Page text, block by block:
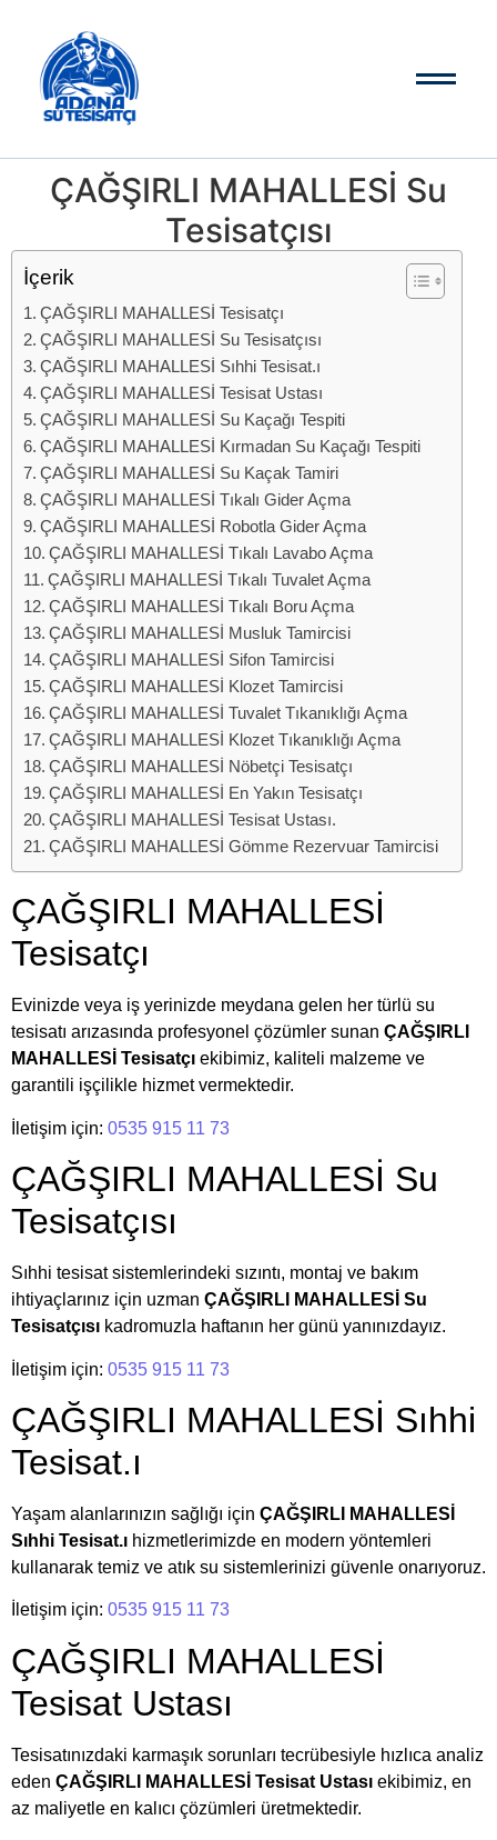
ÇAĞŞIRLI MAHALLESİ Su
Tesisatçısı
İçerik
ÇAĞŞIRLI MAHALLESİ Tesisatçı
ÇAĞŞIRLI MAHALLESİ Su Tesisatçısı
ÇAĞŞIRLI MAHALLESİ Sıhhi Tesisat.ı
ÇAĞŞIRLI MAHALLESİ Tesisat Ustası
ÇAĞŞIRLI MAHALLESİ Su Kaçağı Tespiti
ÇAĞŞIRLI MAHALLESİ Kırmadan Su Kaçağı Tespiti
ÇAĞŞIRLI MAHALLESİ Su Kaçak Tamiri
ÇAĞŞIRLI MAHALLESİ Tıkalı Gider Açma
ÇAĞŞIRLI MAHALLESİ Robotla Gider Açma
ÇAĞŞIRLI MAHALLESİ Tıkalı Lavabo Açma
ÇAĞŞIRLI MAHALLESİ Tıkalı Tuvalet Açma
ÇAĞŞIRLI MAHALLESİ Tıkalı Boru Açma
ÇAĞŞIRLI MAHALLESİ Musluk Tamircisi
ÇAĞŞIRLI MAHALLESİ Sifon Tamircisi
ÇAĞŞIRLI MAHALLESİ Klozet Tamircisi
ÇAĞŞIRLI MAHALLESİ Tuvalet Tıkanıklığı Açma
ÇAĞŞIRLI MAHALLESİ Klozet Tıkanıklığı Açma
ÇAĞŞIRLI MAHALLESİ Nöbetçi Tesisatçı
ÇAĞŞIRLI MAHALLESİ En Yakın Tesisatçı
ÇAĞŞIRLI MAHALLESİ Tesisat Ustası.
ÇAĞŞIRLI MAHALLESİ Gömme Rezervuar Tamircisi
ÇAĞŞIRLI MAHALLESİ
Tesisatçı
Evinizde veya iş yerinizde meydana gelen her türlü su
tesisatı arızasında profesyonel çözümler sunan ÇAĞŞIRLI
MAHALLESİ Tesisatçı ekibimiz, kaliteli malzeme ve
garantili işçilikle hizmet vermektedir.
İletişim için: 0535 915 11 73
ÇAĞŞIRLI MAHALLESİ Su
Tesisatçısı
Sıhhi tesisat sistemlerindeki sızıntı, montaj ve bakım
ihtiyaçlarınız için uzman ÇAĞŞIRLI MAHALLESİ Su
Tesisatçısı kadromuzla haftanın her günü yanınızdayız.
İletişim için: 0535 915 11 73
ÇAĞŞIRLI MAHALLESİ Sıhhi
Tesisat.ı
Yaşam alanlarınızın sağlığı için ÇAĞŞIRLI MAHALLESİ
Sıhhi Tesisat.ı hizmetlerimizde en modern yöntemleri
kullanarak temiz ve atık su sistemlerinizi güvenle onarıyoruz.
İletişim için: 0535 915 11 73
ÇAĞŞIRLI MAHALLESİ
Tesisat Ustası
Tesisatınızdaki karmaşık sorunları tecrübesiyle hızlıca analiz
eden ÇAĞŞIRLI MAHALLESİ Tesisat Ustası ekibimiz, en
az maliyetle en kalıcı çözümleri üretmektedir.